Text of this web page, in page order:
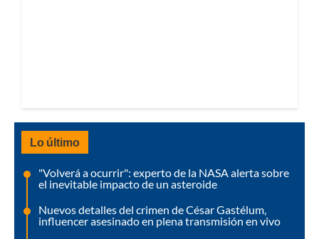
Lo último
"Volverá a ocurrir": experto de la NASA alerta sobre
el inevitable impacto de un asteroide
Nuevos detalles del crimen de César Gastélum,
influencer asesinado en plena transmisión en vivo